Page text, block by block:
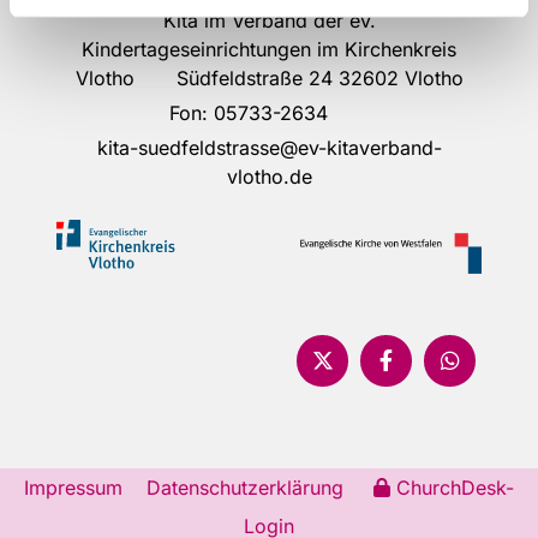
Kita im Verband der ev.
Kindertageseinrichtungen im Kirchenkreis
Vlotho Südfeldstraße 24 32602 Vlotho
Fon: 05733-2634
kita-suedfeldstrasse@ev-kitaverband-
vlotho.de
Impressum Datenschutzerklärung
ChurchDesk-
Login